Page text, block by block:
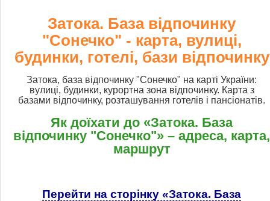
Затока. База відпочинку
"Сонечко" - карта, вулиці,
будинки, готелі, бази відпочинку
Затока, база відпочинку "Сонечко" на карті України:
вулиці, будинки, курортна зона відпочинку. Карта з
базами відпочинку, розташування готелів і пансіонатів.
Як доїхати до «Затока. База
відпочинку "Сонечко"» – адреса, карта,
маршрут
Перейти на сторінку «Затока. База